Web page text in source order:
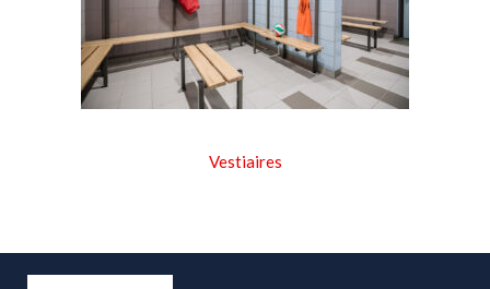
Vestiaires